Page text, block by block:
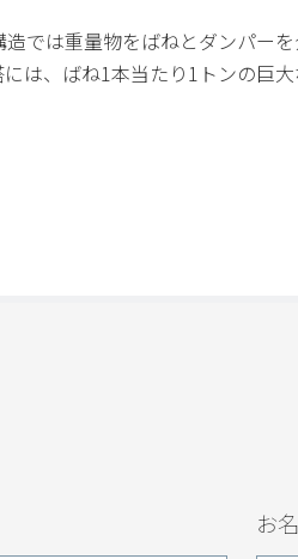
では重量物をばねとダンパー
は、ばね1本当たり1トンの巨
お